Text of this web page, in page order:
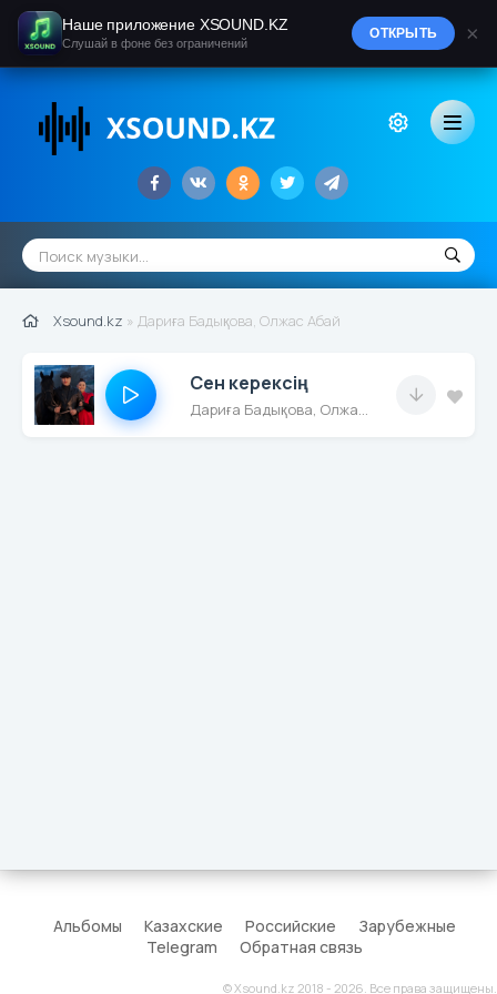
Xsound.kz » Дариға Бадықова, Олжас Абай
Сен керексің
Дариға Бадықова, Олжас Абай
Альбомы Казахские Российские
Зарубежные
Telegram
Обратная связь
© Xsound.kz 2018 - 2026. Все права защищены.
Наше приложение XSOUND.KZ
Слушай в фоне без ограничений
ОТКРЫТЬ ×